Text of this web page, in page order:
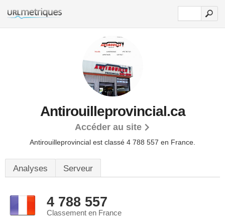
Antirouilleprovincial.ca
Accéder au site
Antirouilleprovincial est classé 4 788 557 en France.
Analyses Serveur
4 788 557
Classement en France